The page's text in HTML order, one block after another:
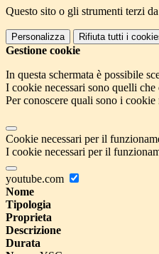
Questo sito o gli strumenti terzi
Personalizza Rifiuta tutti i
Gestione cookie
In questa schermata è possibile
I cookie necessari sono quelli
Per conoscere quali sono i
Cookie necessari per il
I cookie necessari per il
youtube.com
Nome
Tipologia
Proprieta
Descrizione
Durata